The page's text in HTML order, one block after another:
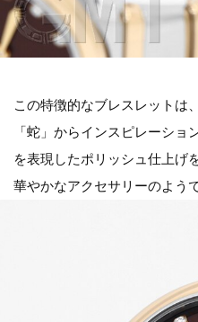
この特徴的なブレスレットは
「蛇」からインスピレーショ
を表現したポリッシュ仕上げ
華やかなアクセサリーのようで